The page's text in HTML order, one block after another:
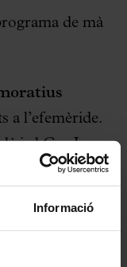
Informació
de mà
a l’efemèride.
i el Cor Jove
Nosea